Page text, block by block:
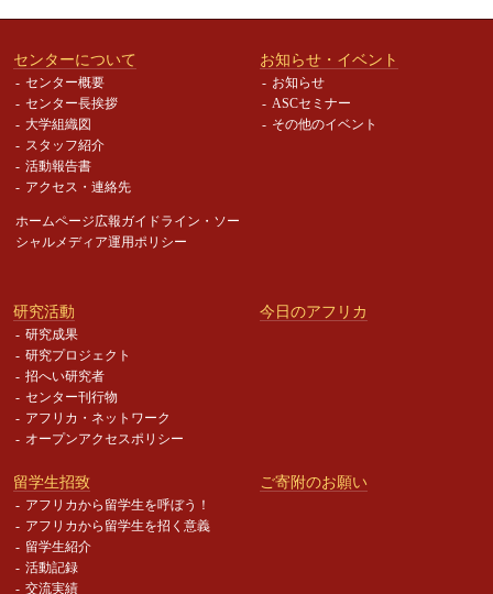
センターについて
センター概要
センター長挨拶
大学組織図
スタッフ紹介
活動報告書
アクセス・連絡先
ホームページ広報ガイドライン・ ソー
シャルメディア運用ポリシー
お知らせ・イベント
お知らせ
ASCセミナー
その他のイベント
研究活動
研究成果
研究プロジェクト
招へい研究者
センター刊行物
アフリカ・ネットワーク
オープンアクセスポリシー
今日のアフリカ
留学生招致
アフリカから留学生を呼ぼう！
アフリカから留学生を招く意義
留学生紹介
活動記録
交流実績
ご寄附のお願い